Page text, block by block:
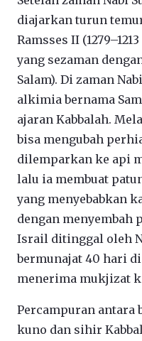
diajarkan turun
Ramsses II
yang sezaman
Salam). Di zaman
alkimia bernama
ajaran Kabbalah.
bisa mengubah
dilemparkan ke api
lalu ia membuat
yang menyebabkan
dengan menyembah
Israil ditinggal oleh
bermunajat 40 hari
menerima mukjizat
Percampuran antara
kuno dan sihir